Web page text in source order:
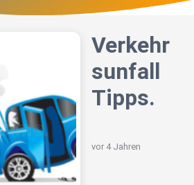
Verkehr
sunfall
Tipps.
vor 4 Jahren